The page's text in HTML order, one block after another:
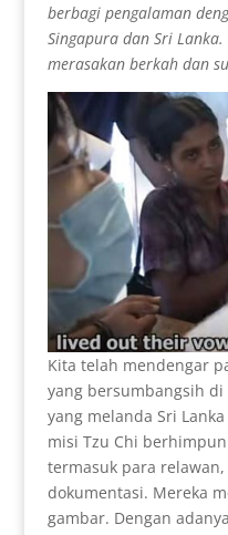
berbagi pengalaman
Singapura dan Sri
merasakan berkah dan
Kita telah mendengar
yang bersumbangsih di
yang melanda Sri
misi Tzu Chi
termasuk para
dokumentasi. Mereka
gambar. Dengan